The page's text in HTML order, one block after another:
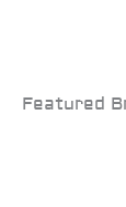
Featured